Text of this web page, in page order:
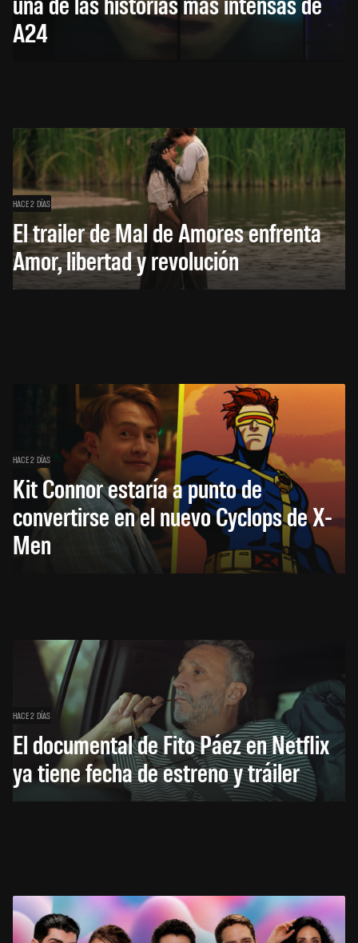
A24
HACE 2 DÍAS
El trailer de Mal de Amores enfrenta
Amor, libertad y revolución
HACE 2 DÍAS
Kit Connor estaría a punto de
convertirse en el nuevo Cyclops de X-
Men
HACE 2 DÍAS
El documental de Fito Páez en Netflix
ya tiene fecha de estreno y tráiler